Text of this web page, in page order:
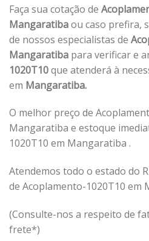
Faça sua cotação de
Mangaratibaou caso prefira,
de nossos especialistas de
Mangaratiba para verificar e
1020T10que atenderá à
em Mangaratiba.
O melhor preço de
Mangaratiba e estoque
1020T10 em Mangaratiba .
Atendemos todo o estado do
de Acoplamento-1020T10 em
(Consulte-nos a respeito de
frete*)